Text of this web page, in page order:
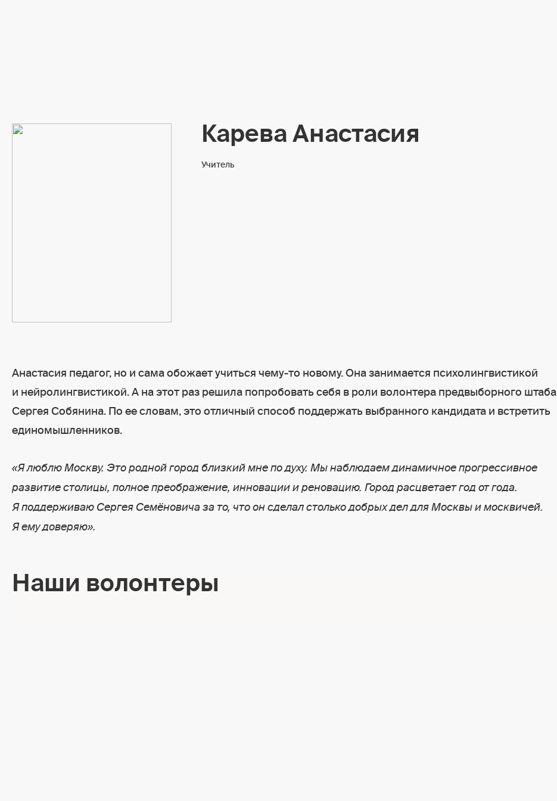
Карева Анастасия
Учитель
Анастасия педагог, но и сама обожает учиться чему-то новому. Она занимается психолингвистикой
и нейролингвистикой. А на этот раз решила попробовать себя в роли волонтера предвыборного штаба
Сергея Собянина. По ее словам, это отличный способ поддержать выбранного кандидата и встретить
единомышленников.
«Я люблю Москву. Это родной город близкий мне по духу. Мы наблюдаем динамичное прогрессивное
развитие столицы, полное преображение, инновации и реновацию. Город расцветает год от года.
Я поддерживаю Сергея Семёновича за то, что он сделал столько добрых дел для Москвы и москвичей.
Я ему доверяю».
Наши волонтеры